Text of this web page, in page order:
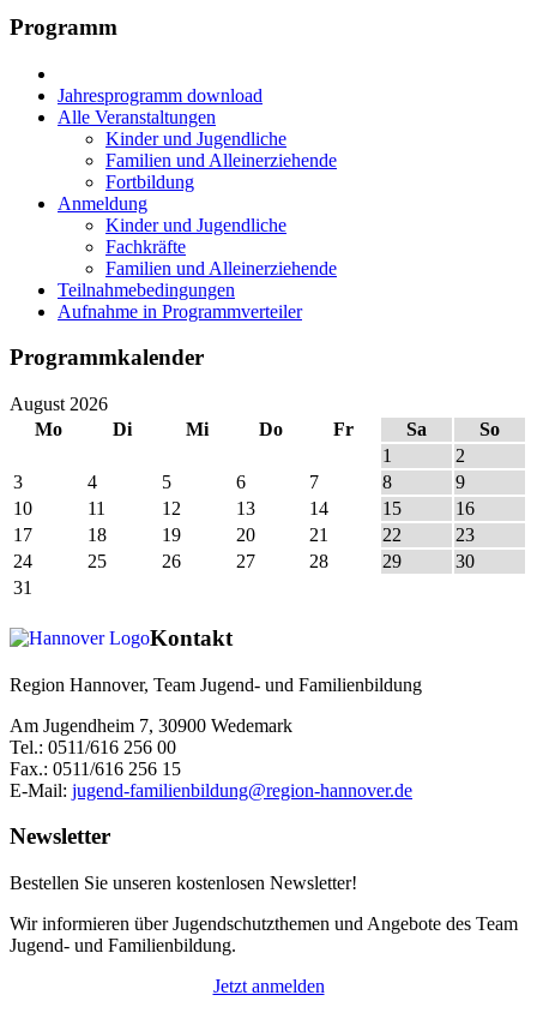
Programm
Jahresprogramm download
Alle Veranstaltungen
Kinder und Jugendliche
Familien und Alleinerziehende
Fortbildung
Anmeldung
Kinder und Jugendliche
Fachkräfte
Familien und Alleinerziehende
Teilnahmebedingungen
Aufnahme in Programmverteiler
Programmkalender
August 2026
Mo
Di Mi Do Fr Sa
So
1
2
3
4 5 6 7 8
9
10
11 12 13 14 15
16
17
18 19 20 21 22
23
24
25 26 27 28 29
30
31
Kontakt
Region Hannover, Team Jugend- und Familienbildung
Am Jugendheim 7, 30900 Wedemark
Tel.: 0511/616 256 00
Fax.: 0511/616 256 15
E-Mail: jugend-familienbildung@region-hannover.de
Newsletter
Bestellen Sie unseren kostenlosen Newsletter!
Wir informieren über Jugendschutzthemen und Angebote des Team
Jugend- und Familienbildung.
Jetzt anmelden